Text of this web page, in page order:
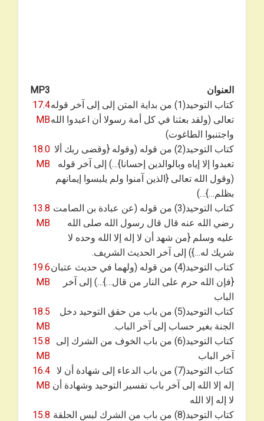
العنوان
MP3
كتاب التوحيد(1) من بداية المتن إلى إلى آخر قوله
تعالى (ولقد بعثنا في كل أمة رسولا أن اعبدوا الله
واجتنبوا الطاغوت)
17.4
MB
كتاب التوحيد(2) من قوله (وقوله {وقضى ربك ألا
تعبدوا إلا إياه وبالوالدين إحسانا}…) إلى آخر قوله
(وقول الله تعالى {الذين آمنوا ولم يلبسوا إيمانهم
بظلم…}…)
18.0
MB
كتاب التوحيد(3) من قوله (عن عبادة بن الصامت
رضي الله عنه قال قال رسول الله صلى الله
عليه وسلم {من شهد أن لا إله إلا الله وحده لا
شريك له…}) إلى آخر الحديث الشريف.
13.8
MB
كتاب التوحيد(4) من قوله (ولهما في حديث عتبان
{فإن الله حرم على النار من قال…}…) إلى آخر
الباب
19.6
MB
كتاب التوحيد(5) من باب من حقق التوحيد دخل
الجنة بغير حساب إلى آخر الباب.
18.5
MB
كتاب التوحيد(6) من باب الخوف من الشرك إلى
آخر الباب
15.8
MB
كتاب التوحيد(7) من باب الدعاء إلى شهادة أن لا
إله إلا الله إلى آخر باب تفسير التوحيد وشهادة أن
لا إله إلا الله
16.4
MB
كتاب التوحيد(8) من باب من الشرك لبس الحلقة 15.8